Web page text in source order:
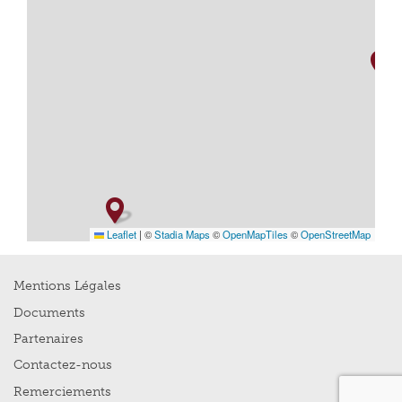
Leaflet | ©Stadia Maps ©OpenMapTiles ©OpenStreetMap
Mentions Légales
Documents
Partenaires
Contactez-nous
Remerciements